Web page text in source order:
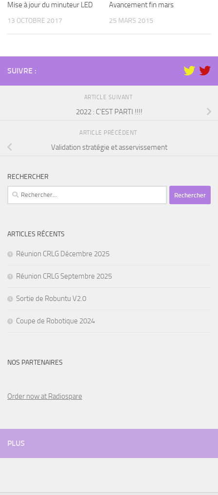
Mise à jour du minuteur LED
13 OCTOBRE 2017
Avancement fin mars
25 MARS 2015
SUIVRE :
ARTICLE SUIVANT
2022 : C’EST PARTI !!!!
ARTICLE PRÉCÉDENT
Validation stratégie et asservissement
RECHERCHER
Rechercher :
ARTICLES RÉCENTS
Réunion CRLG Décembre 2025
Réunion CRLG Septembre 2025
Sortie de Robuntu V2.0
Coupe de Robotique 2024
NOS PARTENAIRES
Order now at Radiospare
PLUS